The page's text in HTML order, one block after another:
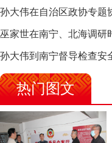
热门图文